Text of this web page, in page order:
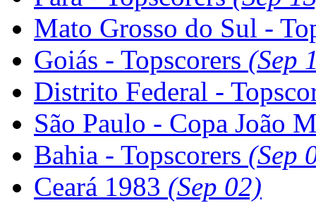
Mato Grosso do Sul -
Goiás - Topscorers (Sep
Distrito Federal -
São Paulo - Copa João
Bahia - Topscorers (Sep
Ceará 1983 (Sep 02)